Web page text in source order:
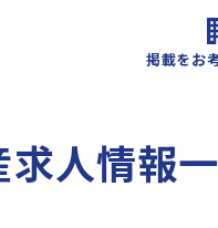
掲載をお
人情報